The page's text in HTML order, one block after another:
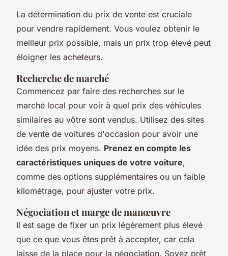
La détermination du prix de vente est cruciale
pour vendre rapidement. Vous voulez obtenir le
meilleur prix possible, mais un prix trop élevé peut
éloigner les acheteurs.
Recherche de marché
Commencez par faire des recherches sur le
marché local pour voir à quel prix des véhicules
similaires au vôtre sont vendus. Utilisez des sites
de vente de voitures d'occasion pour avoir une
idée des prix moyens. Prenez en compte les
caractéristiques uniques de votre voiture,
comme des options supplémentaires ou un faible
kilométrage, pour ajuster votre prix.
Négociation et marge de manœuvre
Il est sage de fixer un prix légèrement plus élevé
que ce que vous êtes prêt à accepter, car cela
laisse de la place pour la négociation. Soyez prêt